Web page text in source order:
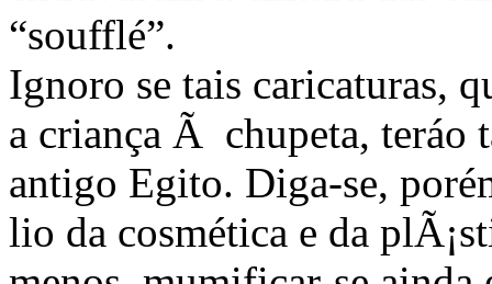
“soufflé”.
Ignoro se tais caricaturas,
a criança Ã chupeta, teráo
antigo Egito. Diga-se,
lio da cosmética e da